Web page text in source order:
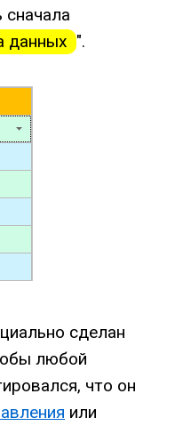
данных ".
сделан
любой
что он
или